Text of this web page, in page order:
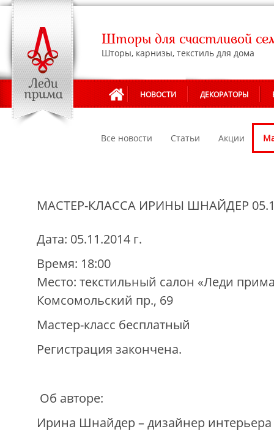
Шторы для счастливой
Шторы, карнизы, текстиль для дома
НОВОСТИ ДЕКОРАТОРЫ
Все новости Статьи Акции
МАСТЕР-КЛАССА ИРИНЫ ШНАЙДЕР
Дата: 05.11.2014 г.
Время: 18:00
Место: текстильный салон «Леди
Комсомольский пр., 69
Мастер-класс бесплатный
Регистрация закончена.
Об авторе:
Ирина Шнайдер – дизайнер интерьера